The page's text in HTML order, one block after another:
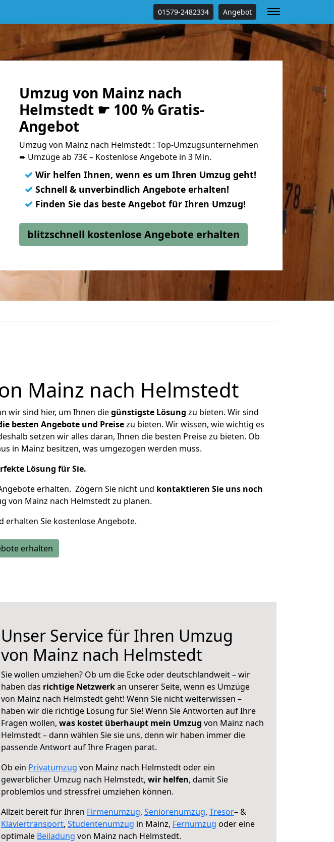
01579-2482334 Angebot
Umzug von Mainz nach
Helmstedt ☛ 100 % Gratis-
Angebot
Umzug von Mainz nach Helmstedt : Top-Umzugsunternehmen
➨ Umzüge ab 73€ – Kostenlose Angebote in 3 Min.
✓ Wir helfen Ihnen, wenn es um Ihren Umzug geht!
✓ Schnell & unverbindlich Angebote erhalten!
✓ Finden Sie das beste Angebot für Ihren Umzug!
blitzschnell kostenlose Angebote erhalten
Mainz nach Helmstedt
wir sind hier, um Ihnen diegünstigste Lösung zu bieten. Wir sind
besten Angebote und Preisezu bieten. Wir wissen, wie wichtig es
setzen wir alles daran, Ihnen die besten Preise zu bieten. Ob
in Mainz besitzen, was umgezogen werden muss.
Lösung für Sie.
erhalten. Zögern Sie nicht und kontaktieren Sie uns noch
von Mainz nach Helmstedt zu planen.
erhalten Sie kostenlose Angebote.
erhalten
Unser Service für Ihren Umzug
von Mainz nach Helmstedt
Sie wollen umziehen? Ob um die Ecke oder deutschlandweit – wir
haben das richtige Netzwerkan unserer Seite, wenn es Umzüge
von Mainz nach Helmstedt geht! Wenn Sie nicht weiterwissen –
haben wir die richtige Lösung für Sie! Wenn Sie Antworten auf Ihre
Fragen wollen, was kostet überhaupt mein Umzug von Mainz nach
Helmstedt – dann wählen Sie sie uns, denn wir haben immer die
passende Antwort auf Ihre Fragen parat.
Ob ein Privatumzug von Mainz nach Helmstedt oder ein
gewerblicher Umzug nach Helmstedt, wir helfen, damit Sie
problemlos und stressfrei umziehen können.
Allzeit bereit für Ihren Firmenumzug, Seniorenumzug, Tresor– &
Klaviertransport, Studentenumzug in Mainz, Fernumzug oder eine
optimale Beiladung von Mainz nach Helmstedt.